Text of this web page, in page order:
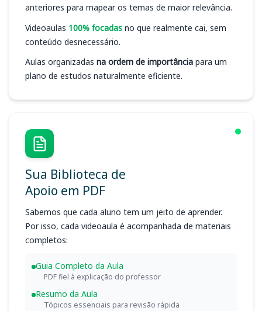
anteriores para mapear os temas de maior relevância.
Videoaulas 100% focadas no que realmente cai, sem
conteúdo desnecessário.
Aulas organizadas na ordem de importância para um
plano de estudos naturalmente eficiente.
Sua Biblioteca de
Apoio em PDF
Sabemos que cada aluno tem um jeito de aprender.
Por isso, cada videoaula é acompanhada de materiais
completos:
Guia Completo da Aula
PDF fiel à explicação do professor
Resumo da Aula
Tópicos essenciais para revisão rápida